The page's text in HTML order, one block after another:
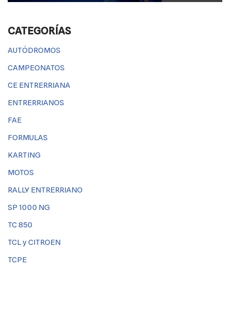
CATEGORÍAS
AUTÓDROMOS
CAMPEONATOS
CE ENTRERRIANA
ENTRERRIANOS
FAE
FORMULAS
KARTING
MOTOS
RALLY ENTRERRIANO
SP 1000 NG
TC 850
TCL y CITROEN
TCPE